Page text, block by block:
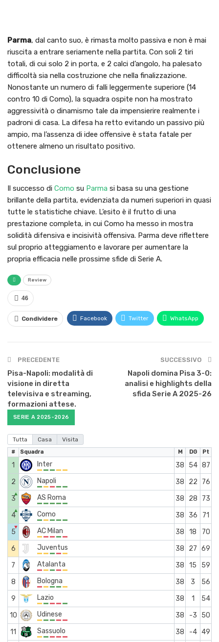
Parma, dal canto suo, è rimasta molto passiva e non è mai
riuscita a entrare seriamente nella partita. Con soli 2 tiri
totali, di cui solo 2 in porta, e 2 calci d’angolo, ha palesato
difficoltà sia nella costruzione che nella finalizzazione.
Nonostante un numero di falli leggermente superiore (14
contro 10 di Como), la squadra ospite non ha mostrato
aggressività o dinamismo tale da impensierire realmente i
padroni di casa. La difesa ha retto evitando un passivo più
ampio, ma l’assenza di idee offensive è stata fatale per
ottenere almeno un risultato positivo.
Conclusione
Il successo di Como su Parma si basa su una gestione
brillante della partita, evidenziata da numeri superiori in quasi
tutte le statistiche chiave. L’esito è il frutto di una
prestazione completa, in cui Como ha messo in mostra
solidità difensiva e incisività offensiva. Parma deve riflettere
sul proprio atteggiamento e lavorare per aumentare la
propria efficacia nelle prossime sfide di Serie A.
Review
46
Condividere Facebook Twitter WhatsApp
PRECEDENTE
Pisa-Napoli: modalità di
visione in diretta
televisiva e streaming,
formazioni attese.
SUCCESSIVO
Napoli domina Pisa 3-0:
analisi e highlights della
sfida Serie A 2025-26
SERIE A 2025-2026
Tutta Casa Visita
# Squadra M DG Pt
1 Inter 38 54 87
2
Napoli 38 22
76
3
▲ AS Roma 38 28
73
4
▲ Como 38 36
71
5
▼ AC Milan 38 18
70
6
Juventus 38 27 69
7
Atalanta 38 15
59
8
Bologna 38 3
56
9
Lazio 38 1
54
10
Udinese 38 -3
50
11
Sassuolo 38 -4
49